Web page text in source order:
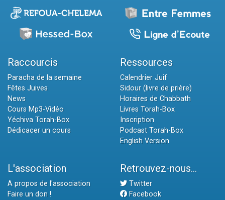
Raccourcis
Paracha de la semaine
Fêtes Juives
News
Cours Mp3-Vidéo
Yéchiva Torah-Box
Dédicacer un cours
Ressources
Calendrier Juif
Sidour (livre de prière)
Horaires de Chabbath
Livres Torah-Box
Inscription
Podcast Torah-Box
English Version
L'association
A propos de l'association
Faire un don !
Retrouvez-nous...
Twitter
Facebook